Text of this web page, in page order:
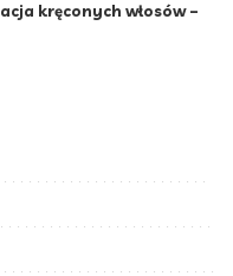
kręconych włosów –